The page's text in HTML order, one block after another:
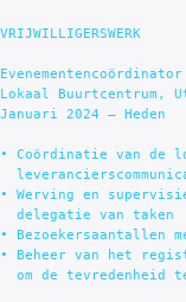
VRIJWILLIGERSWERK
Evenementencoördinator
Lokaal Buurtcentrum,
Januari 2024 – Heden
• Coördinatie van de
• Werving en
  delegatie van taken
• Bezoekersaantallen
• Beheer van het